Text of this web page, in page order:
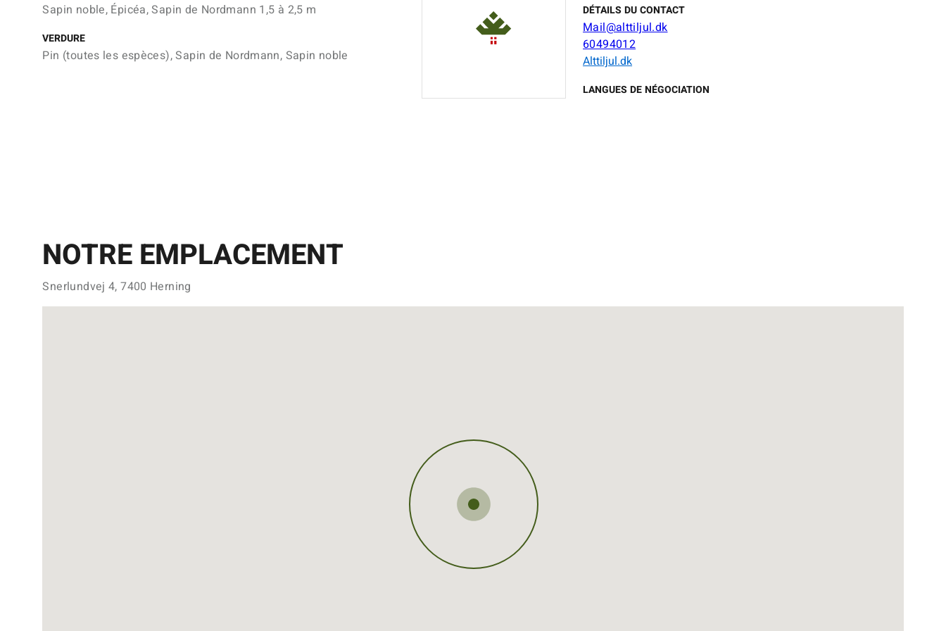
Sapin noble, Épicéa, Sapin de Nordmann 1,5 à 2,5 m
VERDURE
Pin (toutes les espèces), Sapin de Nordmann, Sapin noble
DÉTAILS DU CONTACT
Mail@alttiljul.dk
60494012
Alttiljul.dk
LANGUES DE NÉGOCIATION
NOTRE EMPLACEMENT
Snerlundvej 4, 7400 Herning